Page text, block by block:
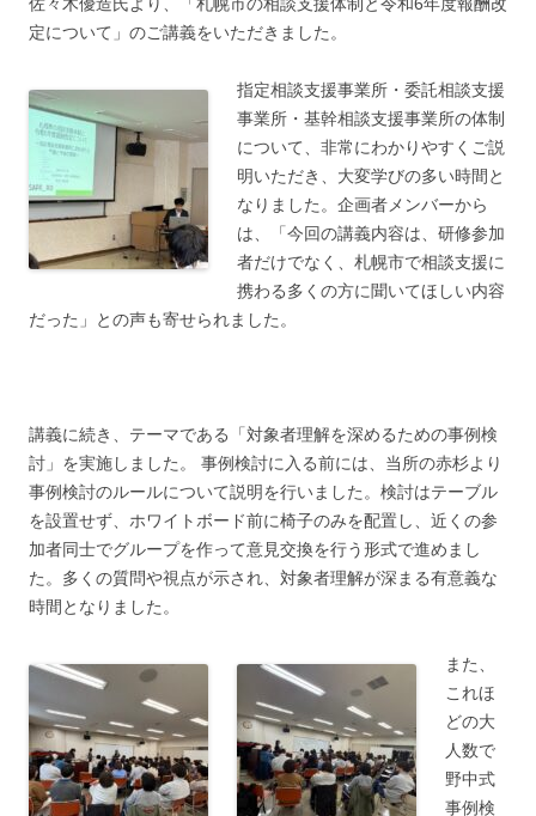
定について」のご講義をいただきました。
指定相談支援事業所・委託相談支援
事業所・基幹相談支援事業所の体制
について、非常にわかりやすくご説
明いただき、大変学びの多い時間と
なりました。企画者メンバーから
は、「今回の講義内容は、研修参加
者だけでなく、札幌市で相談支援に
携わる多くの方に聞いてほしい内容
だった」との声も寄せられました。
講義に続き、テーマである「対象者理解を深めるための事例検
討」を実施しました。 事例検討に入る前には、当所の赤杉より
事例検討のルールについて説明を行いました。検討はテーブル
を設置せず、ホワイトボード前に椅子のみを配置し、近くの参
加者同士でグループを作って意見交換を行う形式で進めまし
た。多くの質問や視点が示され、対象者理解が深まる有意義な
時間となりました。
また、
これほ
どの大
人数で
野中式
事例検